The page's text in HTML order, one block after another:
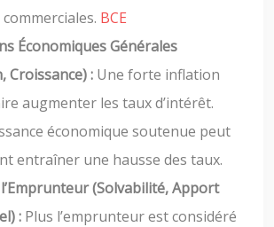
BCE
Économiques Générales
Croissance) : Une forte inflation
augmenter les taux d’intérêt.
économique soutenue peut
entraîner une hausse des taux.
(Solvabilité, Apport
: Plus l’emprunteur est considéré